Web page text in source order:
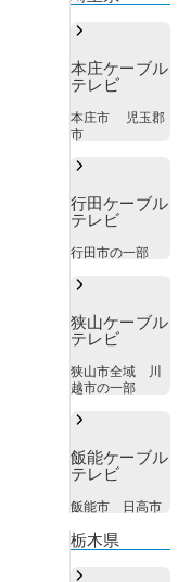
本庄ケーブル
テレビ
本庄市 児玉郡
市
行田ケーブル
テレビ
行田市の一部
狭山ケーブル
テレビ
狭山市全域 川
越市の一部
飯能ケーブル
テレビ
飯能市 日高市
栃木県